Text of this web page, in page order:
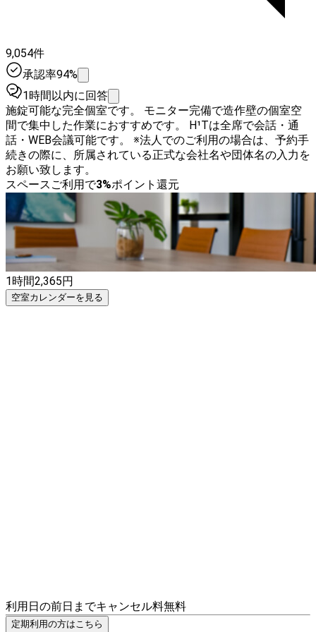
9,054件
承認率94%
1時間以内に回答
施錠可能な完全個室です。 モニター完備で造作壁の個室空
間で集中した作業におすすめです。 H¹Tは全席で会話・通
話・WEB会議可能です。 ※法人でのご利用の場合は、予約手
続きの際に、所属されている正式な会社名や団体名の入力を
お願い致します。
スペースご利用で3%ポイント還元
1時間2,365円
空室カレンダーを見る
利用日の前日までキャンセル料無料
定期利用の方はこちら